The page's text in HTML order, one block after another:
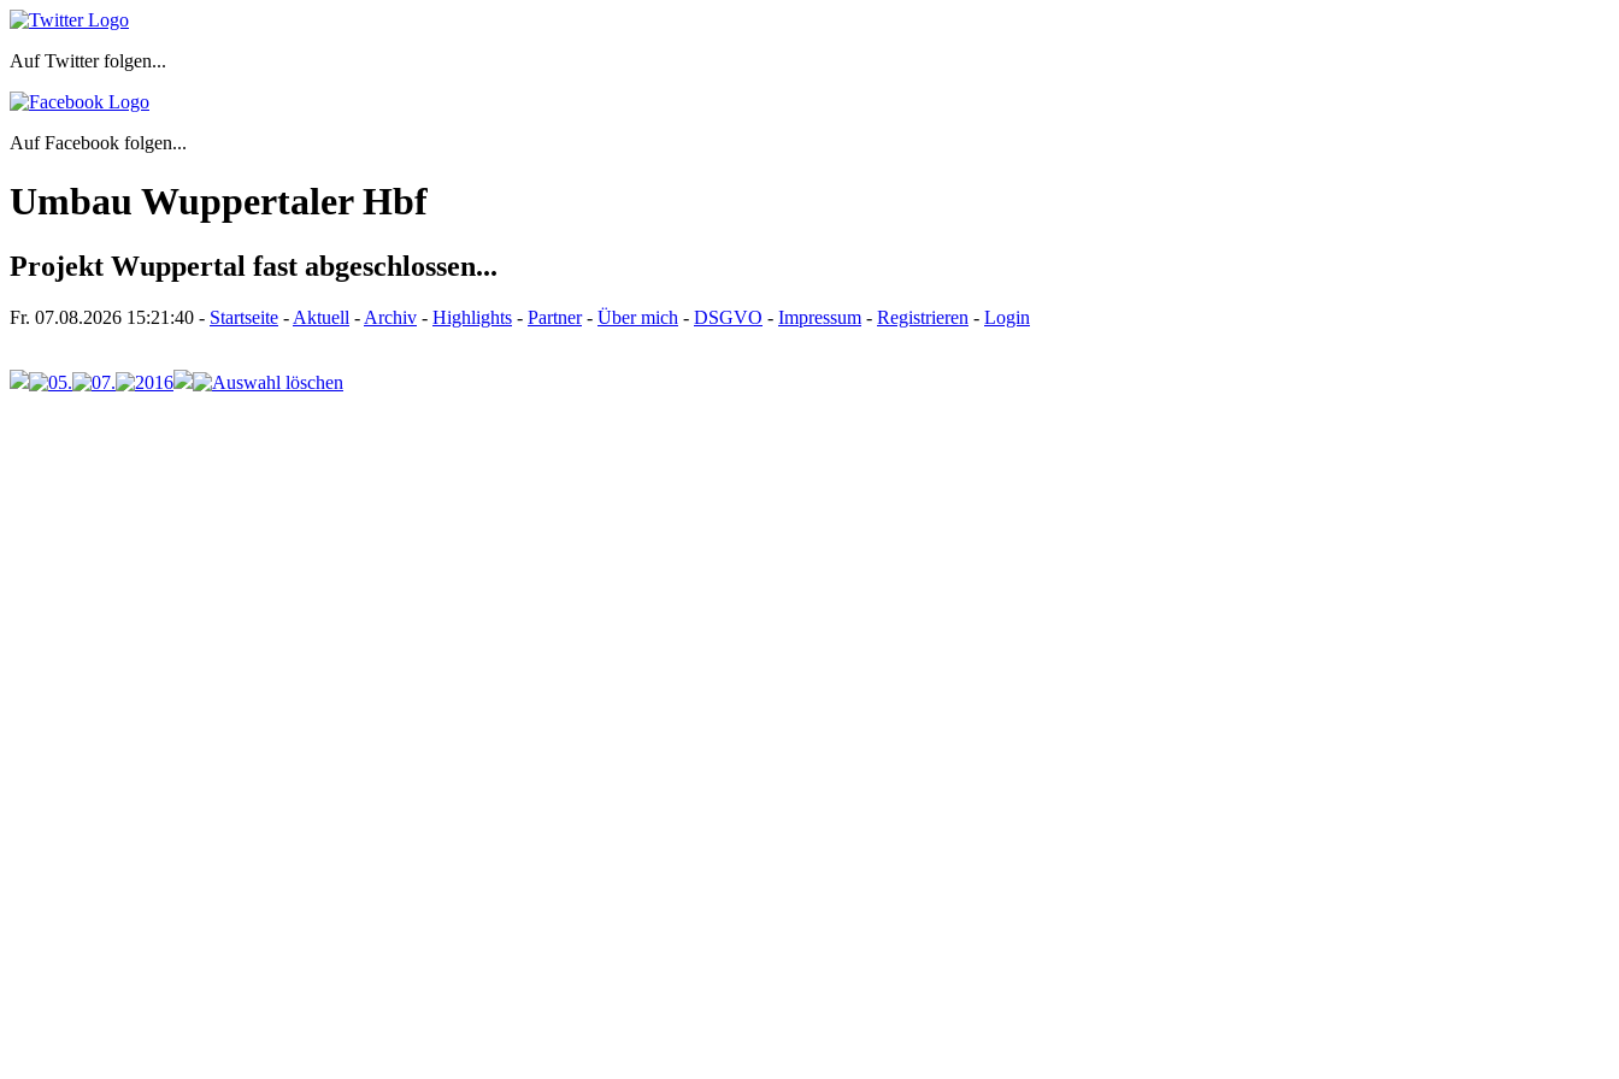
Auf Twitter folgen...
Auf Facebook folgen...
Umbau Wuppertaler Hbf
Projekt Wuppertal fast abgeschlossen...
Fr. 07.08.2026 15:21:40 - Startseite - Aktuell - Archiv - Highlights - Partner- Über mich - DSGVO - Impressum - Registrieren - Login